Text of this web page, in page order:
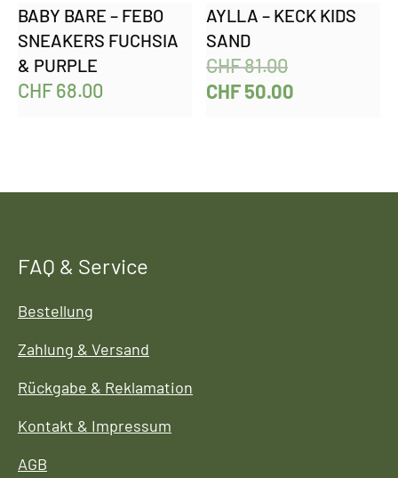
BABY BARE – FEBO
SNEAKERS FUCHSIA
& PURPLE
CHF68.00
AYLLA – KECK KIDS
SAND
CHF81.00
CHF50.00
FAQ & Service
Bestellung
Zahlung & Versand
Rückgabe & Reklamation
Kontakt & Impressum
AGB